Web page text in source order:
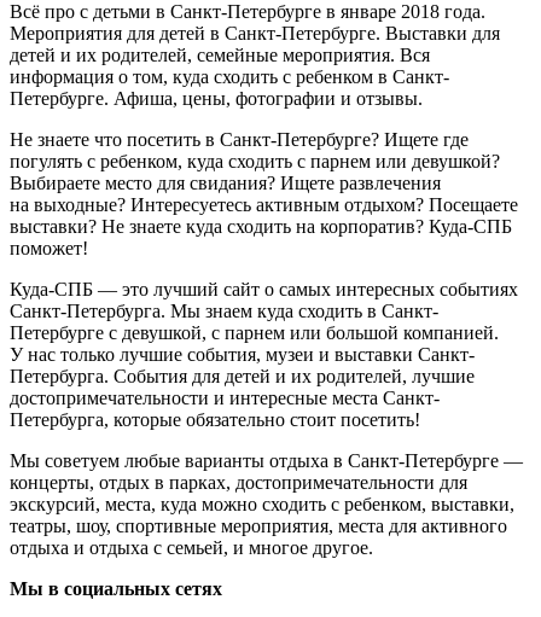
Всё про с детьми в Санкт-Петербурге в январе 2018 года.
Мероприятия для детей в Санкт-Петербурге. Выставки для
детей и их родителей, семейные мероприятия. Вся
информация о том, куда сходить с ребенком в Санкт-
Петербурге. Афиша, цены, фотографии и отзывы.
Не знаете что посетить в Санкт-Петербурге? Ищете где
погулять с ребенком, куда сходить с парнем или девушкой?
Выбираете место для свидания? Ищете развлечения
на выходные? Интересуетесь активным отдыхом? Посещаете
выставки? Не знаете куда сходить на корпоратив? Куда-СПБ
поможет!
Куда-СПБ — это лучший сайт о самых интересных событиях
Санкт-Петербурга. Мы знаем куда сходить в Санкт-
Петербурге с девушкой, с парнем или большой компанией.
У нас только лучшие события, музеи и выставки Санкт-
Петербурга. События для детей и их родителей, лучшие
достопримечательности и интересные места Санкт-
Петербурга, которые обязательно стоит посетить!
Мы советуем любые варианты отдыха в Санкт-Петербурге —
концерты, отдых в парках, достопримечательности для
экскурсий, места, куда можно сходить с ребенком, выставки,
театры, шоу, спортивные мероприятия, места для активного
отдыха и отдыха с семьей, и многое другое.
Мы в социальных сетях